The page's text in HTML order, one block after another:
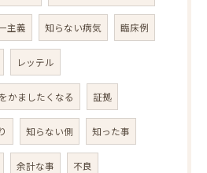
主義 知らない病気 臨床例
レッテル
かましたくなる 証拠
知らない側 知った事
余計な事 不良